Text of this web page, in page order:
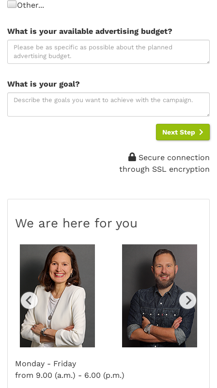
Other...
What is your available advertising budget?
What is your goal?
Next Step
Secure connection
through SSL encryption
We are here for you
Monday - Friday
from 9.00 (a.m.) - 6.00 (p.m.)